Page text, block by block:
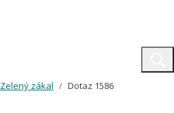
Zelený zákal Dotaz 1586